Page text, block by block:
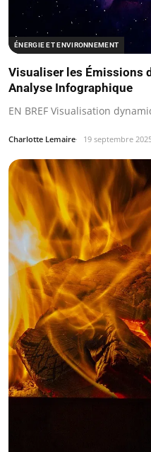
ÉNERGIE ET ENVIRONNEMENT
Visualiser les Émissions
Analyse Infographique
EN BREF Visualisation
Charlotte Lemaire 19 septembre